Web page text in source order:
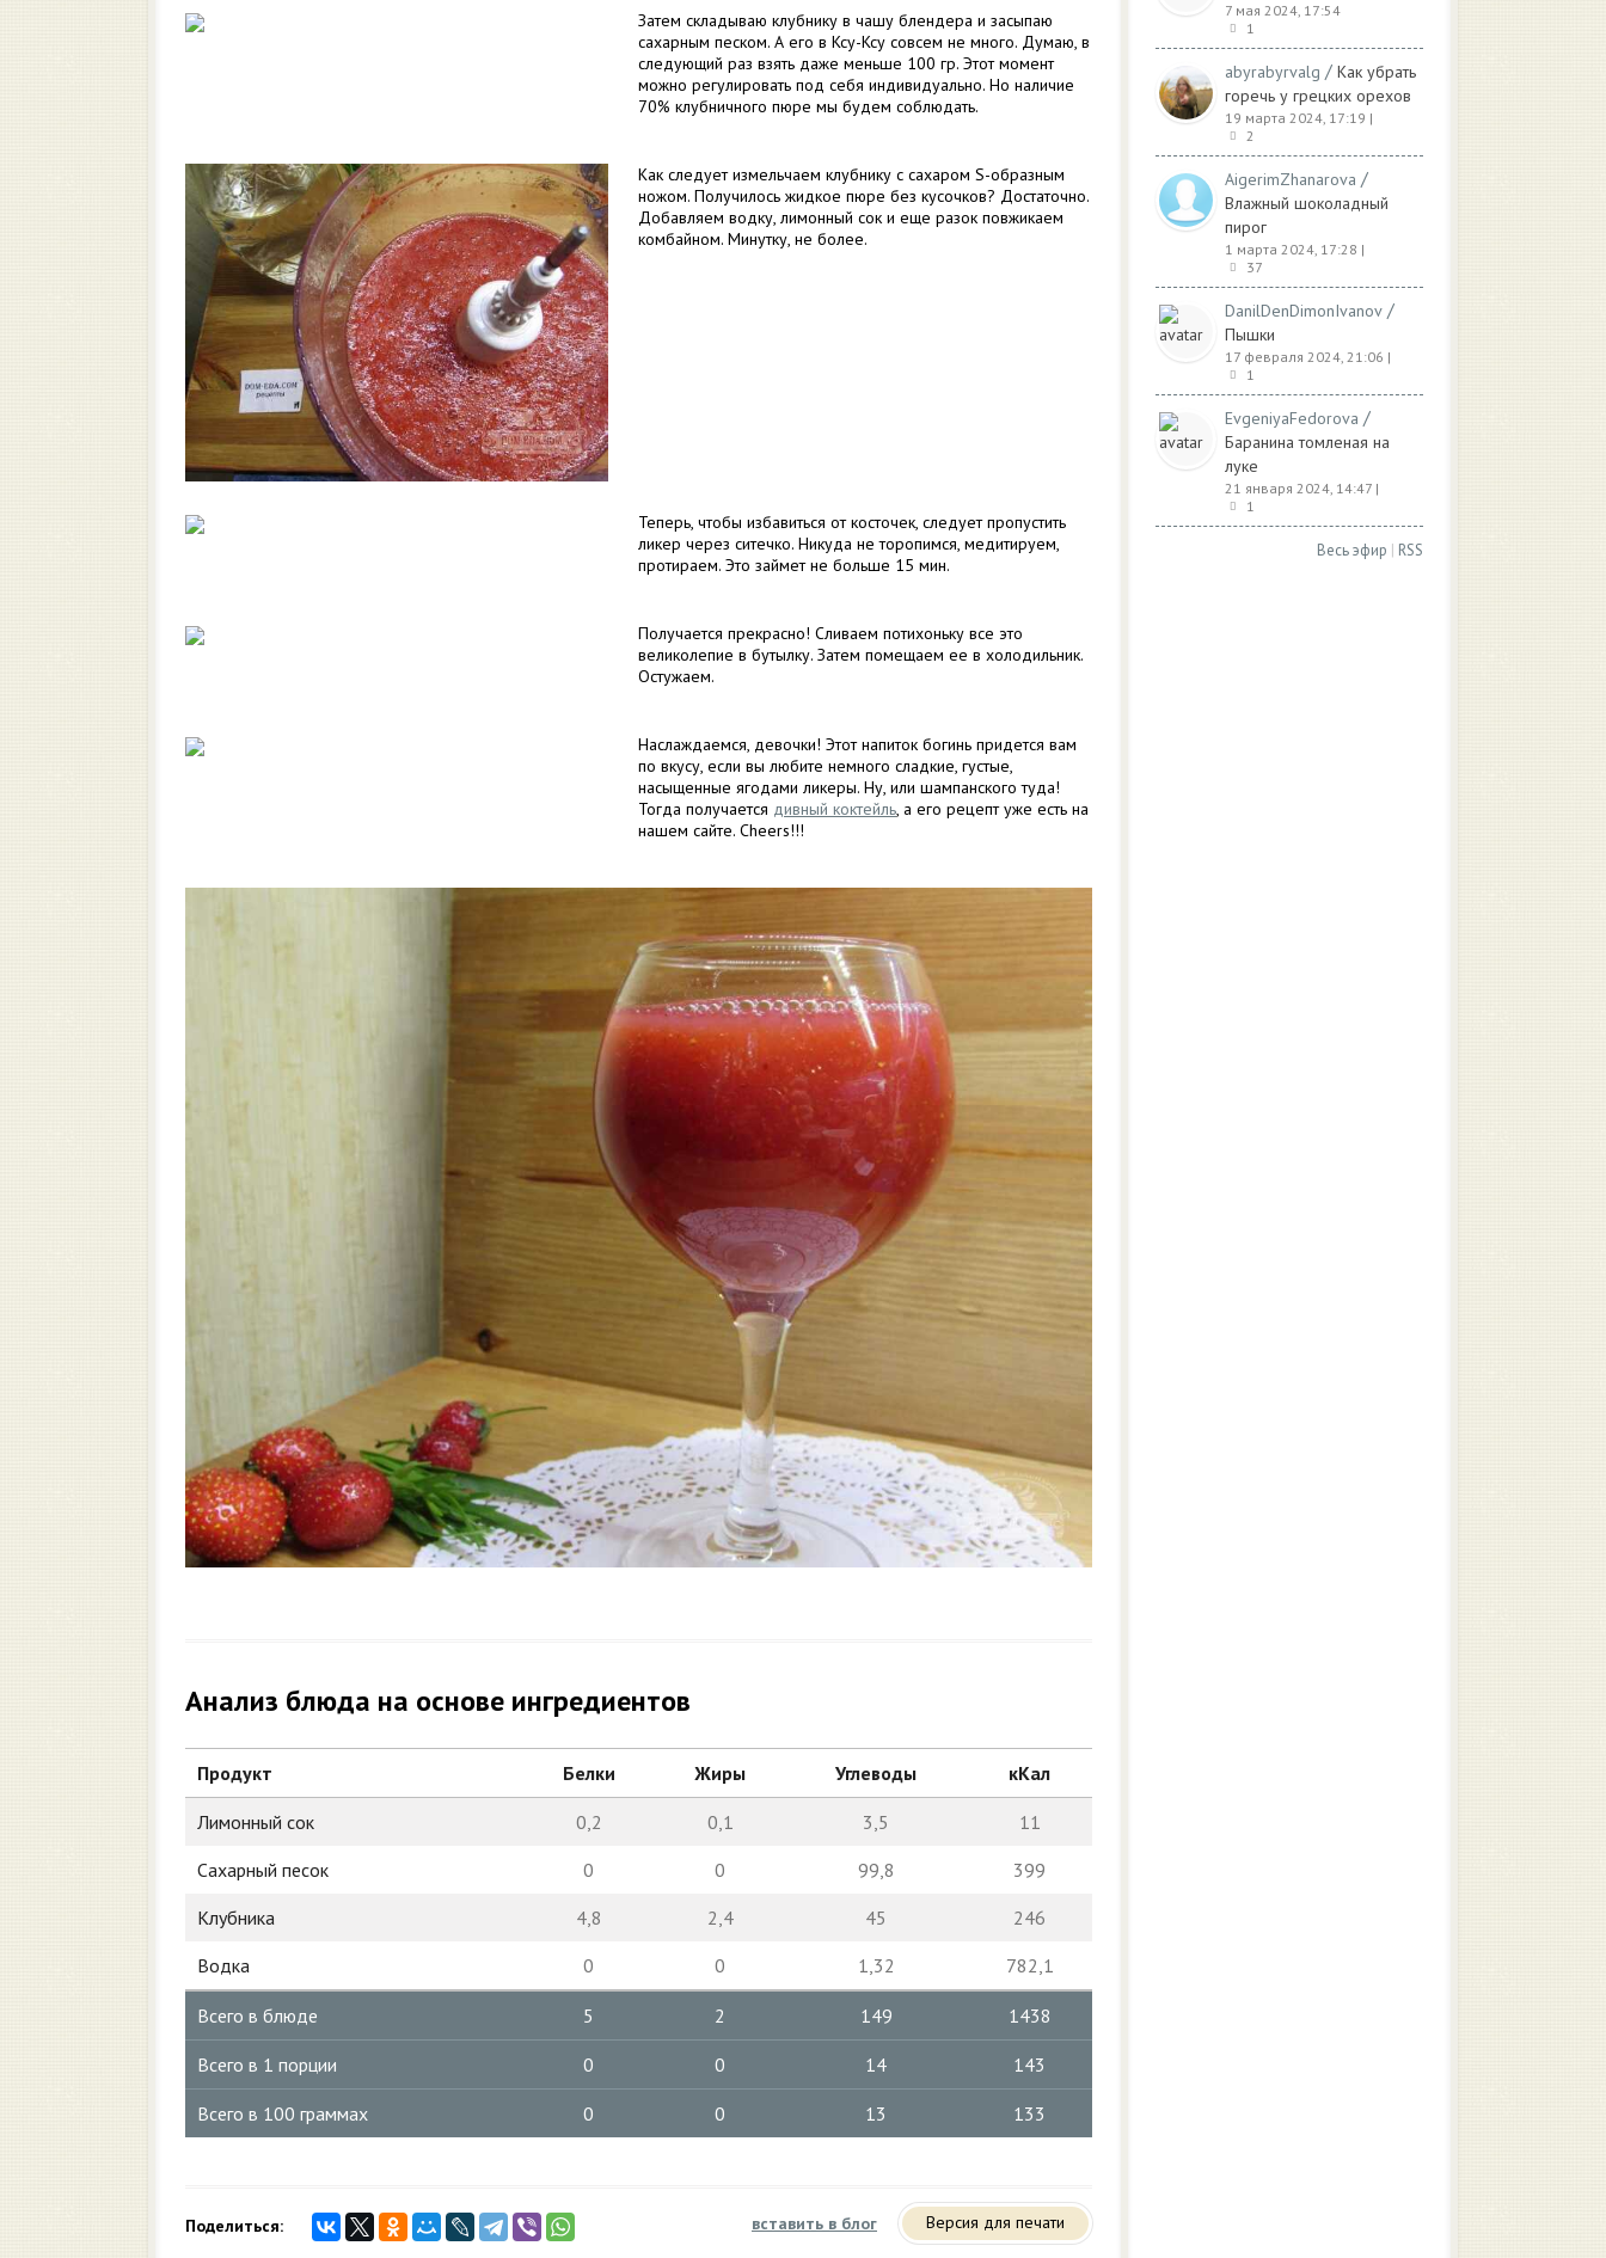
Затем складываю клубнику в чашу блендера и засыпаю
сахарным песком. А его в Ксу-Ксу совсем не много. Думаю, в
следующий раз взять даже меньше 100 гр. Этот момент
можно регулировать под себя индивидуально. Но наличие
70% клубничного пюре мы будем соблюдать.
Как следует измельчаем клубнику с сахаром S-образным
ножом. Получилось жидкое пюре без кусочков? Достаточно.
Добавляем водку, лимонный сок и еще разок повжикаем
комбайном. Минутку, не более.
Теперь, чтобы избавиться от косточек, следует пропустить
ликер через ситечко. Никуда не торопимся, медитируем,
протираем. Это займет не больше 15 мин.
Получается прекрасно! Сливаем потихоньку все это
великолепие в бутылку. Затем помещаем ее в холодильник.
Остужаем.
Наслаждаемся, девочки! Этот напиток богинь придется вам
по вкусу, если вы любите немного сладкие, густые,
насыщенные ягодами ликеры. Ну, или шампанского туда!
Тогда получается дивный коктейль, а его рецепт уже есть на
нашем сайте. Сheers!!!
Анализ блюда на основе ингредиентов
Продукт Белки Жиры Углеводы кКал
Лимонный сок 0,2 0,1 3,5
11
Сахарный песок
0 0 99,8
399
Клубника
4,8 2,4 45
246
Водка
0 0 1,32 782,1
Всего в блюде 5 2 149 1438
Всего в 1 порции 0 0 14 143
Всего в 100 граммах 0 0 13 133
Поделиться: вставить в блог Версия для печати
7 мая 2024, 17:54
1
abyrabyrvalg / Как убрать
горечь у грецких орехов
19 марта 2024, 17:19 |
2
AigerimZhanarova /
Влажный шоколадный
пирог
1 марта 2024, 17:28 |
37
DanilDenDimonIvanov /
Пышки
17 февраля 2024, 21:06 |
1
EvgeniyaFedorova /
Баранина томленая на
луке
21 января 2024, 14:47 |
1
Весь эфир | RSS